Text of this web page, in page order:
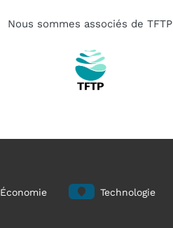
Nous sommes associés de TFTP
Économie Technologie